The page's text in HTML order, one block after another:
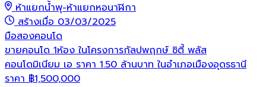
ห้าแยกน้ำพุ-ห้าแยกหอนาฬิกา
สร้างเมื่อ 03/03/2025
มือสองคอนโด
ขายคอนโด 1ห้อง ในโครงการกัลปพฤกษ์ ซิตี้ พลัส
คอนโดมิเนียม เอ ราคา 1.50 ล้านบาท ในอำเภอเมืองอุดรธานี
ราคา ฿1,500,000